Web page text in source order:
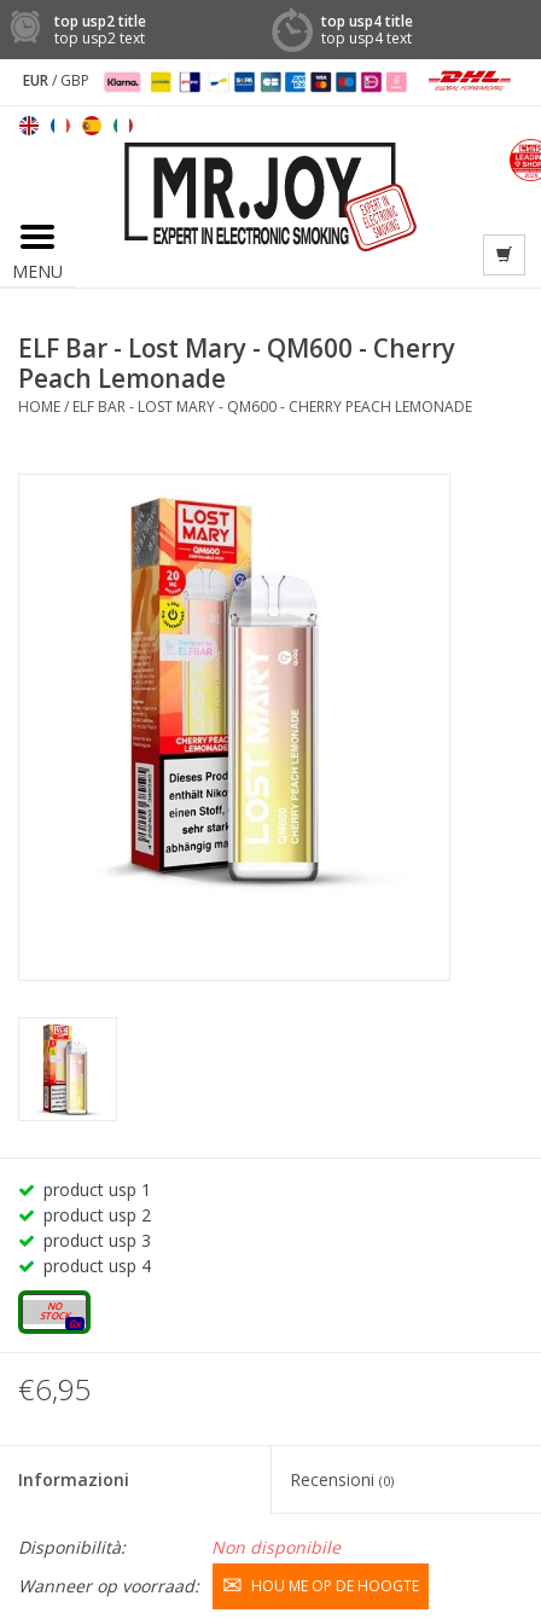
top usp2 title
top usp2 text
top usp4 title
top usp4 text
EUR/ GBP
MENU
ELF Bar - Lost Mary - QM600 - Cherry
Peach Lemonade
HOME/ ELF BAR - LOST MARY - QM600 - CHERRY PEACH LEMONADE
product usp 1
product usp 2
product usp 3
product usp 4
20mg
0x
€6,95
Informazioni Recensioni (0)
Disponibilità:
Non disponibile
Wanneer op voorraad:
HOU ME OP DE HOOGTE